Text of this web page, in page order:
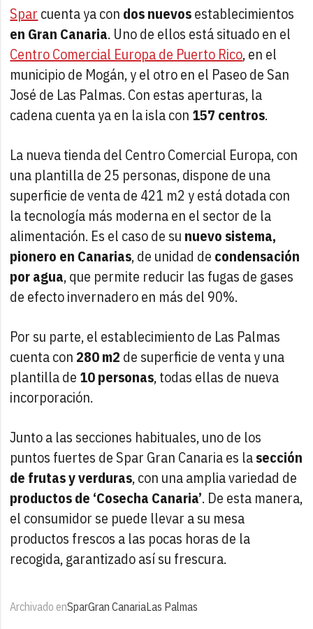
Spar cuenta ya con dos nuevosestablecimientos
en Gran Canaria. Uno de ellos está situado en el
Centro Comercial Europa de Puerto Rico, en el
municipio de Mogán, y el otro en el Paseo de San
José de Las Palmas. Con estas aperturas, la
cadena cuenta ya en la isla con 157 centros.
La nueva tienda del Centro Comercial Europa, con
una plantilla de 25 personas, dispone de una
superficie de venta de 421 m2 y está dotada con
la tecnología más moderna en el sector de la
alimentación. Es el caso de su nuevo sistema,
pionero en Canarias, de unidad de condensación
por agua, que permite reducir las fugas de gases
de efecto invernadero en más del 90%.
Por su parte,el establecimiento de Las Palmas
cuenta con280 m2 de superficie de venta y una
plantilla de 10 personas, todas ellas de nueva
incorporación.
Junto a las secciones habituales,uno de los
puntos fuertes de Spar Gran Canaria es lasección
de frutas y verduras, con una amplia variedad de
productos de ‘Cosecha Canaria’. De esta manera,
el consumidor se puede llevar a su mesa
productos frescos a las pocas horas de la
recogida, garantizado así su frescura.
Archivado enSparGran CanariaLas Palmas